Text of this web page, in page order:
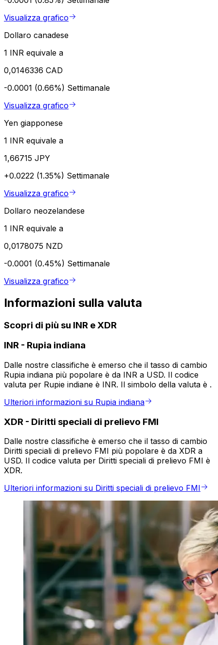
Visualizza grafico
Dollaro canadese
1 INR equivale a
0,0146336 CAD
-0.0001 (0.66%) Settimanale
Visualizza grafico
Yen giapponese
1 INR equivale a
1,66715 JPY
+0.0222 (1.35%) Settimanale
Visualizza grafico
Dollaro neozelandese
1 INR equivale a
0,0178075 NZD
-0.0001 (0.45%) Settimanale
Visualizza grafico
Informazioni sulla valuta
Scopri di più su INR e XDR
INR - Rupia indiana
Dalle nostre classifiche è emerso che il tasso di cambio
Rupia indiana più popolare è da INR a USD. Il codice
valuta per Rupie indiane è INR. Il simbolo della valuta è ₹.
Ulteriori informazioni su Rupia indiana
XDR - Diritti speciali di prelievo FMI
Dalle nostre classifiche è emerso che il tasso di cambio
Diritti speciali di prelievo FMI più popolare è da XDR a
USD. Il codice valuta per Diritti speciali di prelievo FMI è
XDR.
Ulteriori informazioni su Diritti speciali di prelievo FMI